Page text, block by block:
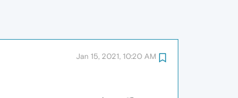
Jan 15, 2021, 10:20 AM